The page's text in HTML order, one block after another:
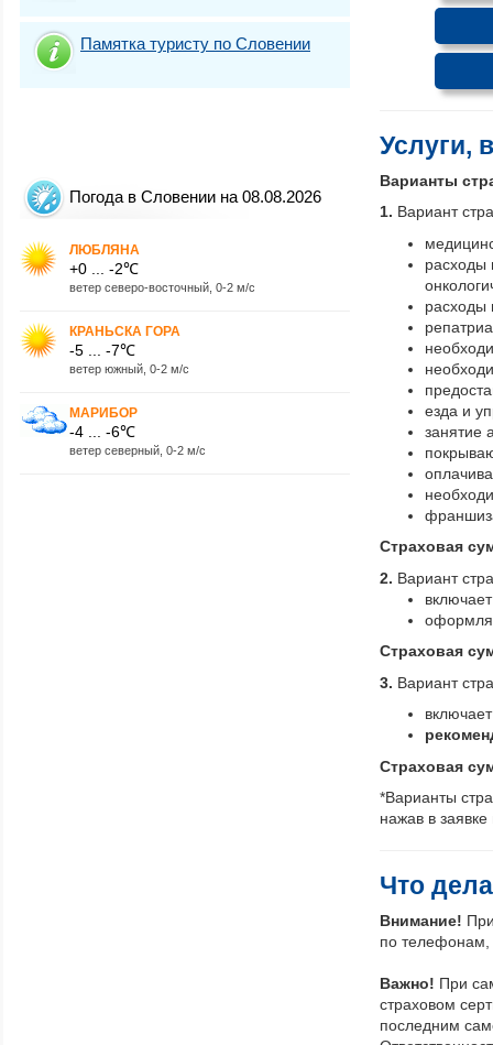
Памятка туристу по Словении
Погода в Словении на 08.08.2026
ЛЮБЛЯНА
+0 ... -2℃
ветер северо-восточный, 0-2 м/с
КРАНЬСКА ГОРА
-5 ... -7℃
ветер южный, 0-2 м/с
МАРИБОР
-4 ... -6℃
ветер северный, 0-2 м/с
Услуги,
Варианты
1. Вариант
расходы
расходы
езда и
занятие
Страховая
2. Вариант
Страховая
3. Вариант
Страховая
*Варианты
нажав в
Что
Внимание!
по телефонам,
Важно! При
страховом
последним